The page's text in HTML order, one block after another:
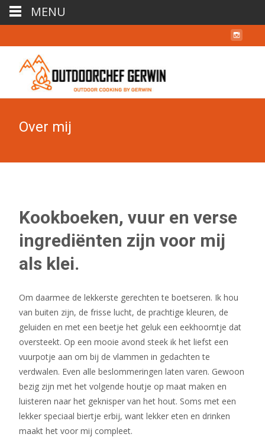
Over mij
Kookboeken, vuur en verse
ingrediënten zijn voor mij
als klei.
Om daarmee de lekkerste gerechten te boetseren. Ik hou
van buiten zijn, de frisse lucht, de prachtige kleuren, de
geluiden en met een beetje het geluk een eekhoorntje dat
oversteekt. Op een mooie avond steek ik het liefst een
vuurpotje aan om bij de vlammen in gedachten te
verdwalen. Even alle beslommeringen laten varen. Gewoon
bezig zijn met het volgende houtje op maat maken en
luisteren naar het geknisper van het hout. Soms met een
lekker speciaal biertje erbij, want lekker eten en drinken
maakt het voor mij compleet.
MENU